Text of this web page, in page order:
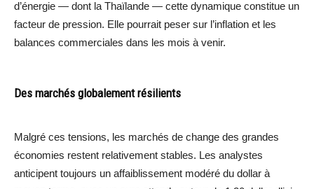
d’énergie — dont la Thaïlande — cette dynamique constitue un
facteur de pression. Elle pourrait peser sur l’inflation et les
balances commerciales dans les mois à venir.
Des marchés globalement résilients
Malgré ces tensions, les marchés de change des grandes
économies restent relativement stables. Les analystes
anticipent toujours un affaiblissement modéré du dollar à